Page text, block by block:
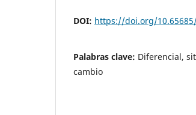
DOI: https://doi.org/
Palabras clave: Diferencial,
cambio